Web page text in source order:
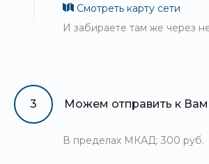
Смотреть карту сети
И забираете там же через
3 Можем отправить к Вам
В пределах МКАД: 300 руб.